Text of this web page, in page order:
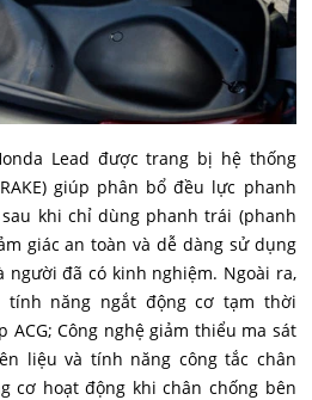
Lead được trang bị hệ thống
giúp phân bổ đều lực phanh
khi chỉ dùng phanh trái (phanh
giác an toàn và dễ dàng sử dụng
người đã có kinh nghiệm. Ngoài ra,
tính năng ngắt động cơ tạm thời
ACG; Công nghệ giảm thiểu ma sát
liệu và tính năng công tắc chân
cơ hoạt động khi chân chống bên